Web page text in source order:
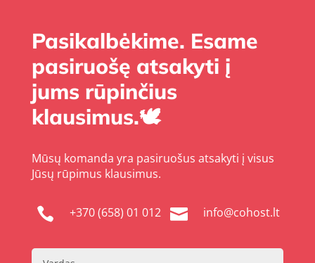
Pasikalbėkime. Esame
pasiruošę atsakyti į
jums rūpinčius
klausimus.🕊️
Mūsų komanda yra pasiruošus atsakyti į visus
Jūsų rūpimus klausimus.
 +370 (658) 01 012  info@cohost.lt